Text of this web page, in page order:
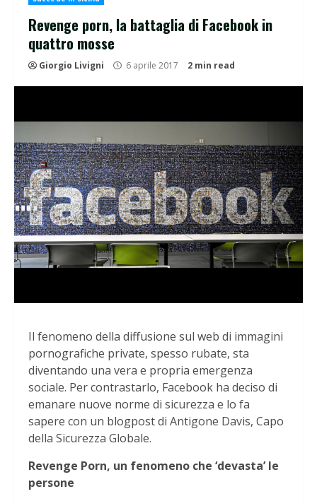
Revenge porn, la battaglia di Facebook in
quattro mosse
Giorgio Livigni 6 aprile 2017 2 min read
Il fenomeno della diffusione sul web di immagini
pornografiche private, spesso rubate, sta
diventando una vera e propria emergenza
sociale. Per contrastarlo, Facebook ha deciso di
emanare nuove norme di sicurezza e lo fa
sapere con un blogpost di Antigone Davis, Capo
della Sicurezza Globale.
Revenge Porn, un fenomeno che ‘devasta’ le
persone